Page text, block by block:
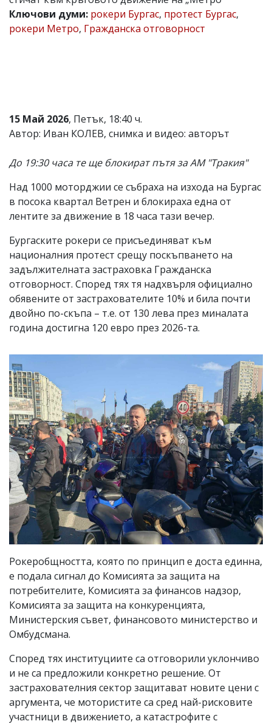
Коментарите
статиите
носи
отговорност
Ако
обиден
за
коментар,
сигнализирайте
ни!
Ключови думи: рокери Бургас, протест Бургас,
рокери Метро, Гражданска отговорност
15 Май 2026, Петък, 18:40 ч.
Автор: Иван КОЛЕВ, снимка и видео: авторът
До 19:30 часа те ще блокират пътя за АМ "Тракия"
Над 1000 моторджии се събраха на изхода на Бургас
в посока квартал Ветрен и блокираха една от
лентите за движение в 18 часа тази вечер.
Бургаските рокери се присъединяват към
националния протест срещу поскъпването на
задължителната застраховка Гражданска
отговорност. Според тях тя надхвърля официално
обявените от застрахователите 10% и била почти
двойно по-скъпа – т.е. от 130 лева през миналата
година достигна 120 евро през 2026-та.
Рокеробщността, която по принцип е доста единна,
е подала сигнал до Комисията за защита на
потребителите, Комисията за финансов надзор,
Комисията за защита на конкуренцията,
Министерския съвет, финансовото министерство и
Омбудсмана.
Според тях институциите са отговорили уклончиво
и не са предложили конкретно решение. От
застрахователния сектор защитават новите цени с
аргумента, че мотористите са сред най-рисковите
участници в движението, а катастрофите с